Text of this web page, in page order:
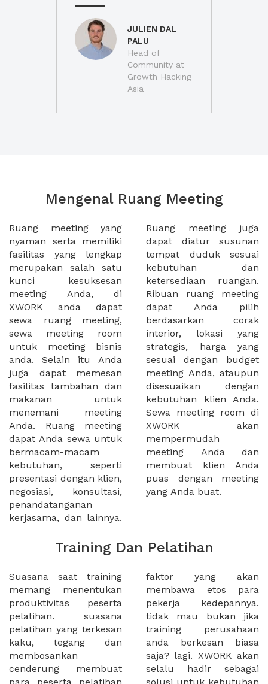
JULIEN DAL
PALU
Head of
Community at
Growth Hacking
Asia
Mengenal Ruang Meeting
Ruang meeting yang
nyaman serta memiliki
fasilitas yang lengkap
merupakan salah satu
kunci kesuksesan
meeting Anda, di
XWORK anda dapat
sewa ruang meeting,
sewa meeting room
untuk meeting bisnis
anda. Selain itu Anda
juga dapat memesan
fasilitas tambahan dan
makanan untuk
menemani meeting
Anda. Ruang meeting
dapat Anda sewa untuk
bermacam-macam
kebutuhan, seperti
presentasi dengan klien,
negosiasi, konsultasi,
penandatanganan
kerjasama, dan lainnya.
Ruang meeting juga
dapat diatur susunan
tempat duduk sesuai
kebutuhan dan
ketersediaan ruangan.
Ribuan ruang meeting
dapat Anda pilih
berdasarkan corak
interior, lokasi yang
strategis, harga yang
sesuai dengan budget
meeting Anda, ataupun
disesuaikan dengan
kebutuhan klien Anda.
Sewa meeting room di
XWORK akan
mempermudah
meeting Anda dan
membuat klien Anda
puas dengan meeting
yang Anda buat.
Training Dan Pelatihan
Suasana saat training
memang menentukan
produktivitas peserta
pelatihan. suasana
pelatihan yang terkesan
kaku, tegang dan
membosankan
cenderung membuat
faktor yang akan
membawa etos para
pekerja kedepannya.
tidak mau bukan jika
training perusahaan
anda berkesan biasa
saja? lagi. XWORK akan
selalu hadir sebagai